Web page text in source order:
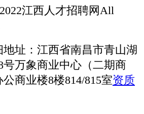
江西人才招聘网All
地址：江西省南昌市青山湖
号万象商业中心（二期商
商业楼8楼814/815室资质